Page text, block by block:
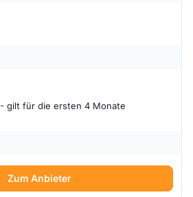
- gilt für die ersten 4 Monate
Zum Anbieter